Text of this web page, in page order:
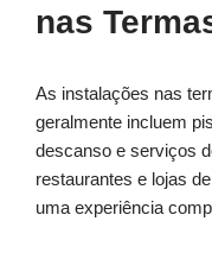
nas
As instalações nas
geralmente incluem
descanso e serviços
restaurantes e lojas
uma experiência